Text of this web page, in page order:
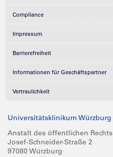
Compliance
Impressum
Barrierefreiheit
Informationen für Geschäftspartner
Vertraulichkeit
Universitätsklinikum Würzburg
Anstalt des öffentlichen Rechts
Josef-Schneider-Straße 2
97080 Würzburg